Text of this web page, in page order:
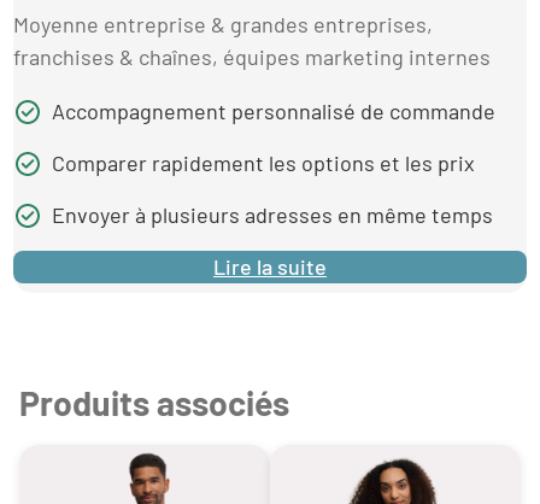
Moyenne entreprise & grandes entreprises,
franchises & chaînes, équipes marketing internes
Accompagnement personnalisé de commande
Comparer rapidement les options et les prix
Envoyer à plusieurs adresses en même temps
Lire la suite
Produits associés